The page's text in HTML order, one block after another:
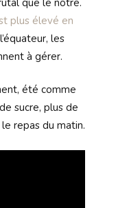
plus élevé en
les
à gérer.
été comme
sucre, plus de
repas du matin.